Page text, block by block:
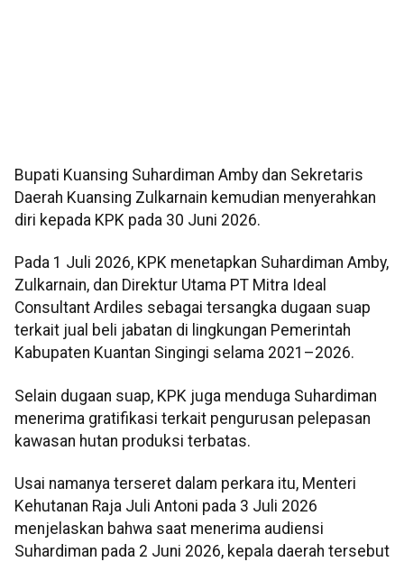
Bupati Kuansing Suhardiman Amby dan Sekretaris
Daerah Kuansing Zulkarnain kemudian menyerahkan
diri kepada KPK pada 30 Juni 2026.
Pada 1 Juli 2026, KPK menetapkan Suhardiman Amby,
Zulkarnain, dan Direktur Utama PT Mitra Ideal
Consultant Ardiles sebagai tersangka dugaan suap
terkait jual beli jabatan di lingkungan Pemerintah
Kabupaten Kuantan Singingi selama 2021–2026.
Selain dugaan suap, KPK juga menduga Suhardiman
menerima gratifikasi terkait pengurusan pelepasan
kawasan hutan produksi terbatas.
Usai namanya terseret dalam perkara itu, Menteri
Kehutanan Raja Juli Antoni pada 3 Juli 2026
menjelaskan bahwa saat menerima audiensi
Suhardiman pada 2 Juni 2026, kepala daerah tersebut